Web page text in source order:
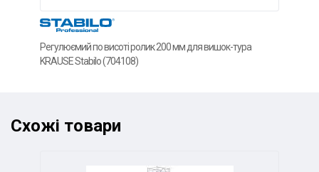
Регулюємий по висоті ролик 200 мм для вишок-тура
KRAUSE Stabilo (704108)
Схожі товари